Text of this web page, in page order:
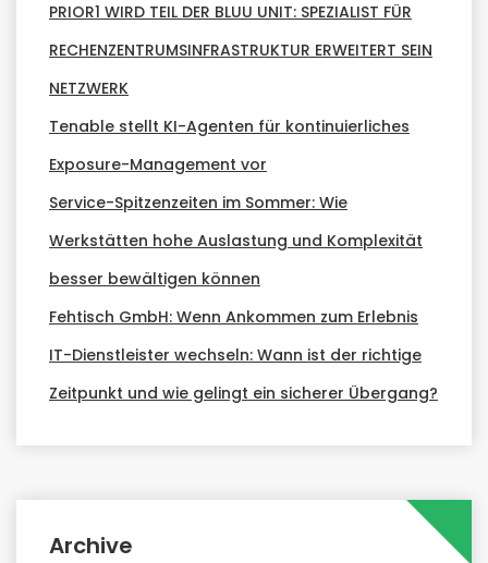
PRIOR1 WIRD TEIL DER BLUU UNIT: SPEZIALIST FÜR
RECHENZENTRUMSINFRASTRUKTUR ERWEITERT SEIN
NETZWERK
Tenable stellt KI-Agenten für kontinuierliches
Exposure-Management vor
Service-Spitzenzeiten im Sommer: Wie
Werkstätten hohe Auslastung und Komplexität
besser bewältigen können
Fehtisch GmbH: Wenn Ankommen zum Erlebnis
IT-Dienstleister wechseln: Wann ist der richtige
Zeitpunkt und wie gelingt ein sicherer Übergang?
Archive